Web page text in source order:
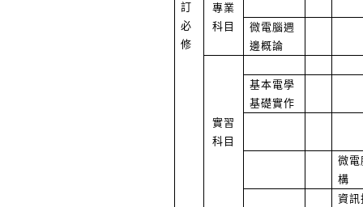
訂
必
修
專業
科目
微電腦週
邊概論
實習
科目
基本電學
基礎實作
微電
構
資訊